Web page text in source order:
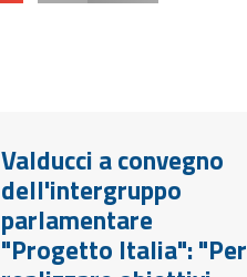
Valducci a convegno
dell'intergruppo
parlamentare
"Progetto Italia": "Per